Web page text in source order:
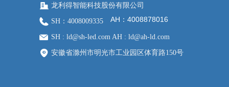
龙利得智能科技股份有限公司
SH：4008009335
SH : ld@sh-led.com AH : ld@ah-ld.com
安徽省滁州市明光市工业园区体育路150号
AH：4008878016